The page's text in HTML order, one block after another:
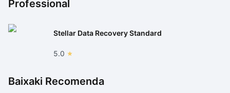
Professional
Stellar Data Recovery Standard
5.0
Baixaki Recomenda